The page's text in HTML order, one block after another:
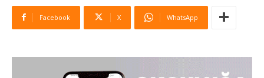
Facebook X WhatsApp